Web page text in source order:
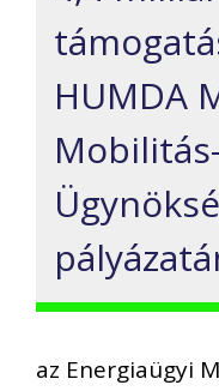
HUMDA
az Energiaügyi